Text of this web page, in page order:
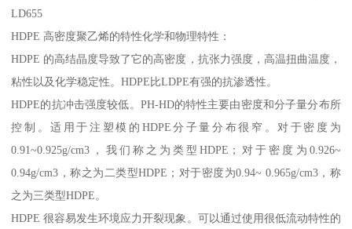
LD655
HDPE高密度聚乙烯的特性化学和物理特性：
HDPE 的高结晶度导致了它的高密度，抗张力强度，高温扭曲温度，
粘性以及化学稳定性。HDPE 比LDPE有强的抗渗透性。
HDPE的抗冲击强度较低。 PH-HD的特性主要由密度和分子量分布所
控制。适用于注塑模的 HDPE 分子量分布很窄。对于密度为
0.91~0.925g/cm3 ，我们称之为类型HDPE ；对于密度为 0.926~
0.94g/cm3 ，称之为二类型HDPE ；对于密度为0.94~ 0.965g/cm3，称
之为三类型HDPE 。
HDPE很容易发生环境应力开裂现象。可以通过使用很低流动特性的